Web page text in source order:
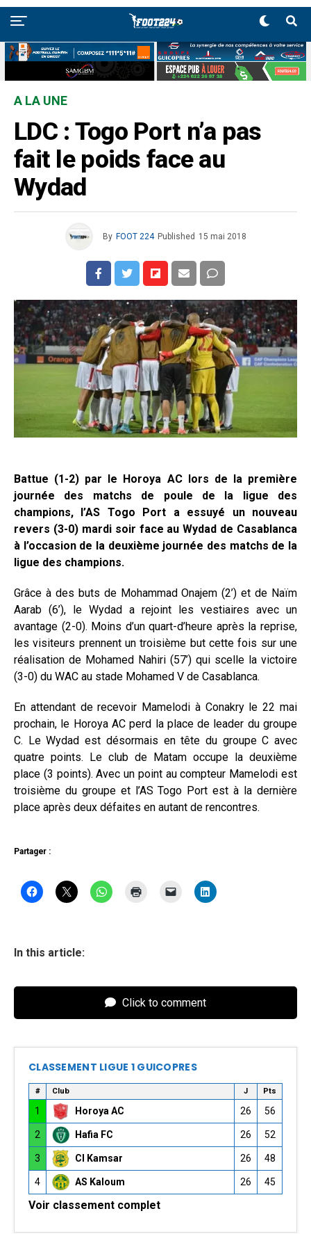
A LA UNE
LDC : Togo Port n’a pas
fait le poids face au
Wydad
By FOOT 224 Published 15 mai 2018
Battue (1-2) par le Horoya AC lors de la première
journée des matchs de poule de la ligue des
champions, l’AS Togo Port a essuyé un nouveau
revers (3-0) mardi soir face au Wydad de Casablanca
à l’occasion de la deuxième journée des matchs de la
ligue des champions.
Grâce à des buts de Mohammad Onajem (2’) et de Naïm
Aarab (6’), le Wydad a rejoint les vestiaires avec un
avantage (2-0). Moins d’un quart-d’heure après la reprise,
les visiteurs prennent un troisième but cette fois sur une
réalisation de Mohamed Nahiri (57’) qui scelle la victoire
(3-0) du WAC au stade Mohamed V de Casablanca.
En attendant de recevoir Mamelodi à Conakry le 22 mai
prochain, le Horoya AC perd la place de leader du groupe
C. Le Wydad est désormais en tête du groupe C avec
quatre points. Le club de Matam occupe la deuxième
place (3 points). Avec un point au compteur Mamelodi est
troisième du groupe et l’AS Togo Port est à la dernière
place après deux défaites en autant de rencontres.
Partager :
In this article:
Click to comment
CLASSEMENT LIGUE 1 GUICOPRES
# Club J Pts
1 Horoya AC 26 56
2 Hafia FC 26 52
3 CI Kamsar 26 48
4 AS Kaloum 26 45
Voir classement complet